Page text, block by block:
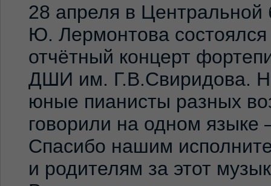
28 апреля в
Ю. Лермонтова состоялся
отчётный концерт
ДШИ им. Г.В.Свиридова.
юные пианисты разных
говорили на одном
Спасибо нашим
и родителям за этот